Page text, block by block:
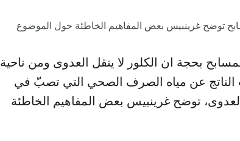
توضح غرينبيس بعض المفاهيم الخاطئة حول الموضوع
بحجة ان الكلور لا ينقل العدوى ومن ناحية
الناتج عن مياه الصرف الصحي التي تصبّ في
توضح غرينبيس بعض المفاهيم الخاطئة